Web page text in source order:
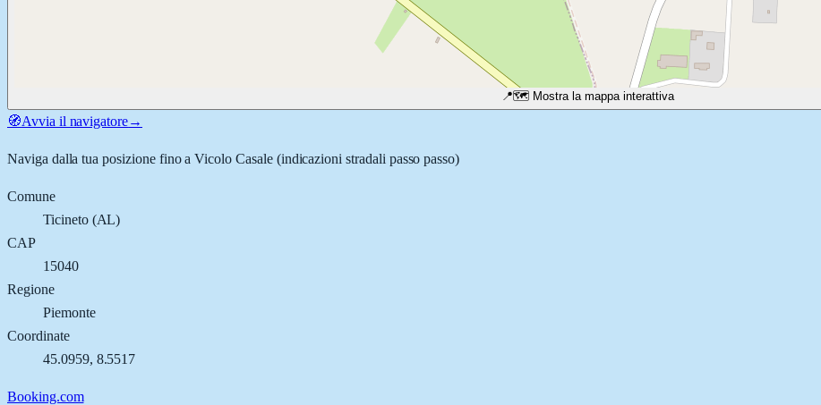
📍🗺️ Mostra la mappa interattiva
🧭Avvia il navigatore→
Naviga dalla tua posizione fino aVicolo Casale(indicazioni stradali passo passo)
Comune
Ticineto(AL)
CAP
15040
Regione
Piemonte
Coordinate
45.0959, 8.5517
Booking.com